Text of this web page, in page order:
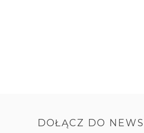
DOŁĄCZ DO